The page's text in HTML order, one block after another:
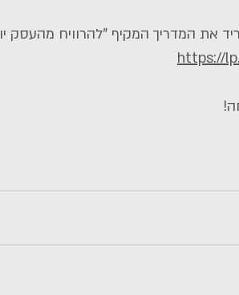
את המדריך המקיף "להרוויח מהעסק
https://